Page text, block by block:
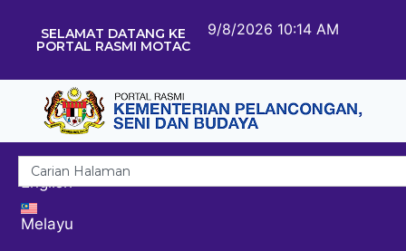
SELAMAT DATANG KE
PORTAL RASMI MOTAC
9/8/2026 10:14 AM
English
Melayu